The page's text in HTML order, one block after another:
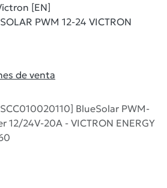
[EN]
PWM 12-24 VICTRON
de venta
BlueSolar PWM-
12/24V-20A - VICTRON ENERGY